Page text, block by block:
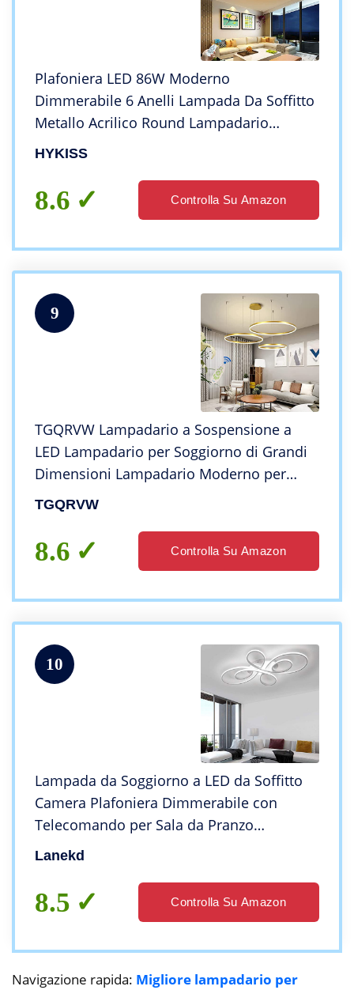
Plafoniera LED 86W Moderno
Dimmerabile 6 Anelli Lampada Da Soffitto
Metallo Acrilico Round Lampadario
Soggiorno Cucina Bambini Camera Da
Telecomando,Ø115CM,Marrone
HYKISS
8.6 Controlla Su Amazon
9
TGQRVW Lampadario a Sospensione a
LED Lampadario per Soggiorno di Grandi
Dimensioni Lampadario Moderno per
Interni Lampadario ad Anello
Telecomando Illuminazione dimmerabile
Altezza regol
TGQRVW
8.6 Controlla Su Amazon
10
Lampada da Soggiorno a LED da Soffitto
Camera Plafoniera Dimmerabile con
Telecomando per Sala da Pranzo
Lampadari Moderno Design Floreale
Decor (Bianca)
Lanekd
8.5 Controlla Su Amazon
Navigazione rapida: Migliore lampadario per